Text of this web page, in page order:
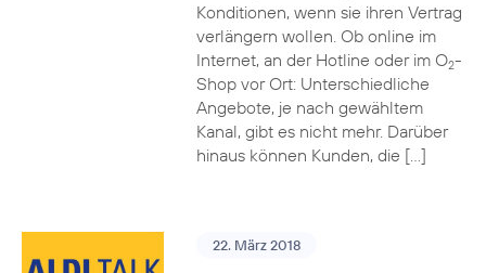
Konditionen, wenn sie ihren Vertrag
verlängern wollen. Ob online im
Internet, an der Hotline oder im O2-
Shop vor Ort: Unterschiedliche
Angebote, je nach gewähltem
Kanal, gibt es nicht mehr. Darüber
hinaus können Kunden, die […]
22. März 2018